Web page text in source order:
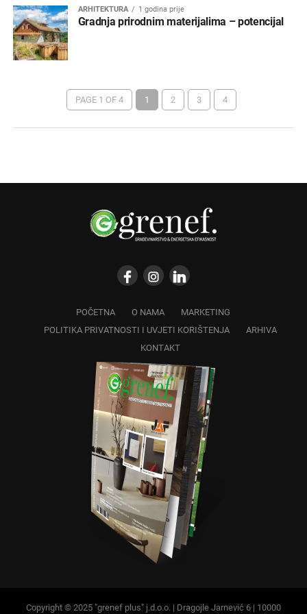
ARHITEKTURA 1 godina prije
Gradnja prirodnim materijalima – potencijal
PAGE 1 OF 4 1 2 3 4
POČETNA O NAMA
MARKETING
POLITIKA PRIVATNOSTI I UVJETI KORIŠTENJA
ARHIVA
KONTAKT
Copyright © 2025 "grenef plus" j.d.o.o. | Dragojle Jarnević 6 | 10000